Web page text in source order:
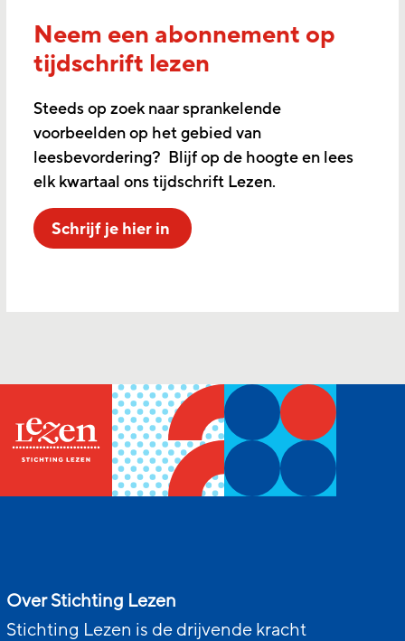
Neem een abonnement op
tijdschrift lezen
Steeds op zoek naar sprankelende
voorbeelden op het gebied van
leesbevordering? Blijf op de hoogte en lees
elk kwartaal ons tijdschrift Lezen.
Schrijf je hier in
Over Stichting Lezen
Stichting Lezen is de drijvende kracht